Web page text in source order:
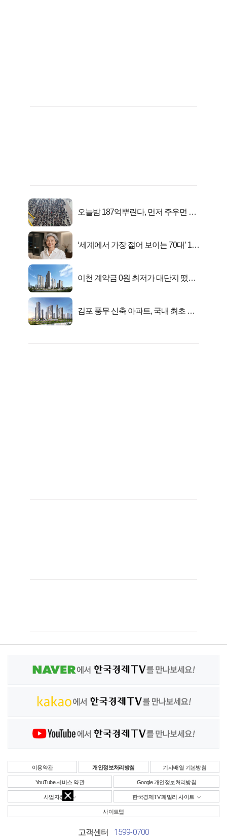
오늘밤 187억뿌린다, 먼저 주우면 최
‘세계에서 가장 젊어 보이는 70대’ 1위
이천 계약금 0원 최저가 대단지 떴다!
김포 풍무 신축 아파트, 국내 최초 반
이용약관 개인정보처리방침 기사배열 기본방침
YouTube 서비스 약관 Google 개인정보처리방침
사업자정보 한국경제TV 패밀리 사이트
사이트맵
고객센터 1599-0700